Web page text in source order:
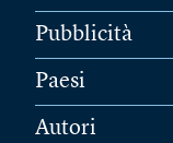
Pubblicità
Paesi
Autori